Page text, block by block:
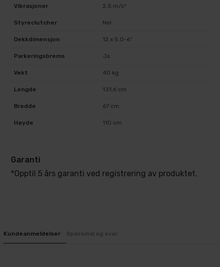
Vibrasjoner 2,5 m/s²
Styreclutcher Nei
Dekkdimensjon 12 x 5.0-6”
Parkeringsbrems Ja
Vekt 40 kg
Lengde 131,6 cm
Bredde 67 cm
Høyde 110 cm
Garanti
*Opptil 5 års garanti ved registrering av produktet.
Kundeanmeldelser Spørsmål og svar: